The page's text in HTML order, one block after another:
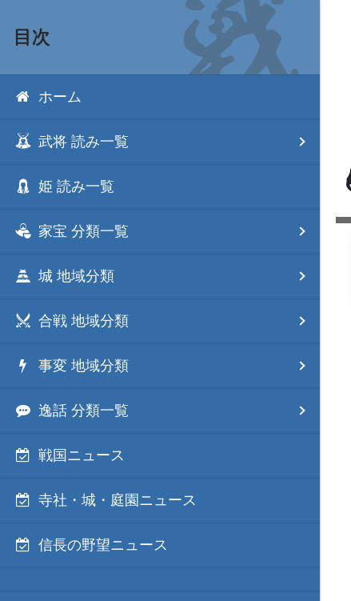
目次
ホーム
武将 読み一覧
姫 読み一覧
家宝 分類一覧
城 地域分類
合戦 地域分類
事変 地域分類
逸話 分類一覧
戦国ニュース
寺社・城・庭園ニュース
信長の野望ニュース